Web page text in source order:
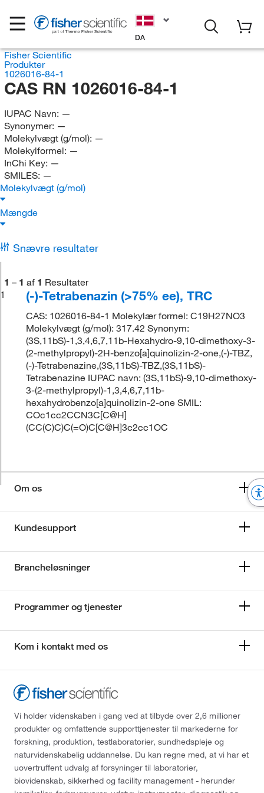
DA
Fisher Scientific
Produkter
1026016-84-1
CAS RN 1026016-84-1
IUPAC Navn: —
Synonymer: —
Molekylvægt (g/mol): —
Molekylformel: —
InChi Key: —
SMILES: —
Molekylvægt (g/mol)
Mængde
Snævre resultater
1 – 1 af 1 Resultater
1
(-)-Tetrabenazin (>75% ee), TRC
CAS: 1026016-84-1 Molekylær formel: C19H27NO3
Molekylvægt (g/mol): 317.42 Synonym:
(3S,11bS)-1,3,4,6,7,11b-Hexahydro-9,10-dimethoxy-3-
(2-methylpropyl)-2H-benzo[a]quinolizin-2-one,(-)-TBZ,
(-)-Tetrabenazine,(3S,11bS)-TBZ,(3S,11bS)-
Tetrabenazine IUPAC navn: (3S,11bS)-9,10-dimethoxy-
3-(2-methylpropyl)-1,3,4,6,7,11b-
hexahydrobenzo[a]quinolizin-2-one SMIL:
COc1cc2CCN3C[C@H]
(CC(C)C)C(=O)C[C@H]3c2cc1OC
Om os
Kundesupport
Brancheløsninger
Programmer og tjenester
Kom i kontakt med os
Vi holder videnskaben i gang ved at tilbyde over 2,6 millioner
produkter og omfattende supporttjenester til markederne for
forskning, produktion, testlaboratorier, sundhedspleje og
naturvidenskabelig uddannelse. Du kan regne med, at vi har et
uovertruffent udvalg af forsyninger til laboratorier,
biovidenskab, sikkerhed og facility management - herunder